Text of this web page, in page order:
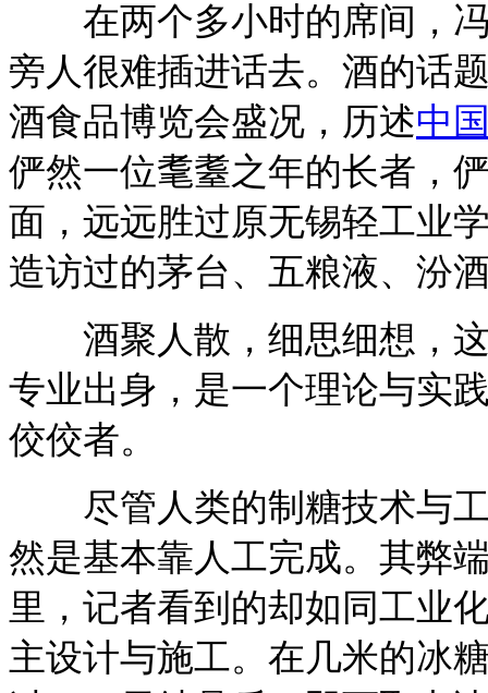
在两个多小时的席间，冯
旁人很难插进话去。酒的话
酒食品博览会盛况，历述中
俨然一位耄耋之年的长者，
面，远远胜过原无锡轻工业
造访过的茅台、五粮液、汾
酒聚人散，细思细想，这
专业出身，是一个理论与实
佼佼者。
尽管人类的制糖技术与工
然是基本靠人工完成。其弊
里，记者看到的却如同工业
主设计与施工。在几米的冰